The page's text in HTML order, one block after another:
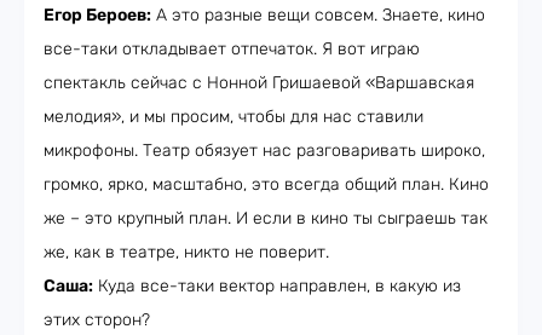
Егор Бероев: А это разные вещи совсем. Знаете, кино
все-таки откладывает отпечаток. Я вот играю
спектакль сейчас с Нонной Гришаевой «Варшавская
мелодия», и мы просим, чтобы для нас ставили
микрофоны. Театр обязует нас разговаривать широко,
громко, ярко, масштабно, это всегда общий план. Кино
же – это крупный план. И если в кино ты сыграешь так
же, как в театре, никто не поверит.
Саша: Куда все-таки вектор направлен, в какую из
этих сторон?